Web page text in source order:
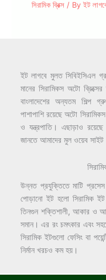
সিরামিক ব্রিক্স / Byইট
ইট লাগবে মুলত সিবিইসিএল
মানের সিরামিকস অটো
বাংলাদেশের অন্যতম শিল্প
পাশাপাশি রয়েছে অটো
ও যন্ত্রপাতি। এছাড়াও
জানতে আমাদের মুল ওয়েব
উন্নত প্রযুক্তিতে মাটি প্রসেস
পোড়ানো ইট হলো সিরামিক
তিনগুন শক্তিশালী, আকার ও
সমান। এর রং চমৎকার এবং
সিরামিক ইটগুলো ফেসিং বা
নির্মান খরচও কম হয়।